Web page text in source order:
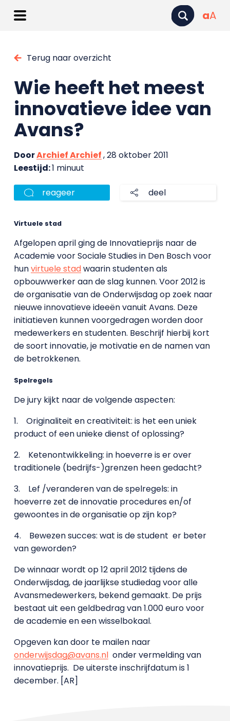
aA
Terug naar overzicht
Wie heeft het meest
innovatieve idee van
Avans?
DoorArchief Archief, 28 oktober 2011
Leestijd:1 minuut
reageer deel
Virtuele stad
Afgelopen april ging de Innovatieprijs naar de
Academie voor Sociale Studies in Den Bosch voor
hunvirtuele stadwaarin studenten als
opbouwwerker aan de slag kunnen. Voor 2012 is
de organisatie van de Onderwijsdag op zoek naar
nieuwe innovatieve ideeën vanuit Avans. Deze
initiatieven kunnen voorgedragen worden door
medewerkers en studenten. Beschrijf hierbij kort
de soort innovatie, je motivatie en de namen van
de betrokkenen.
Spelregels
De jury kijkt naar de volgende aspecten:
1.
Originaliteit en creativiteit: is het een uniek
product of een unieke dienst of oplossing?
2.
Ketenontwikkeling: in hoeverre is er over
traditionele (bedrijfs-)grenzen heen gedacht?
3.
Lef /veranderen van de spelregels: in
hoeverre zet de innovatie procedures en/of
gewoontes in de organisatie op zijn kop?
4.
Bewezen succes: wat is de student er beter
van geworden?
De winnaar wordt op 12 april 2012 tijdens de
Onderwijsdag, de jaarlijkse studiedag voor alle
Avansmedewerkers, bekend gemaakt. De prijs
bestaat uit een geldbedrag van 1.000 euro voor
de academie en een wisselbokaal.
Opgeven kan door te mailen naar
onderwijsdag@avans.nlonder vermelding van
innovatieprijs. De uiterste inschrijfdatum is 1
december. [AR]